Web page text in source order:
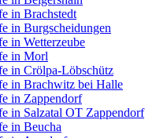
in Brachstedt
in Burgscheidungen
in Wetterzeube
in Morl
in Crölpa-Löbschütz
in Brachwitz bei Halle
in Zappendorf
in Salzatal OT Zappendorf
in Beucha